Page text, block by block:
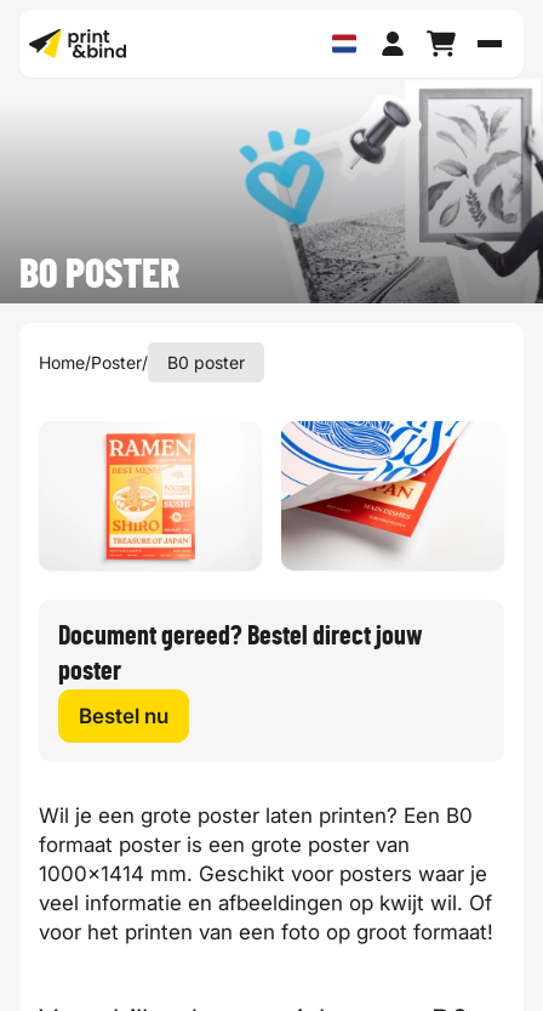
B0 POSTER
Home/Poster/ B0 poster
Document gereed? Bestel direct jouw
poster
Bestel nu
Wil je een grote poster laten printen? Een B0
formaat poster is een grote poster van
1000x1414 mm. Geschikt voor posters waar je
veel informatie en afbeeldingen op kwijt wil. Of
voor het printen van een foto op groot formaat!